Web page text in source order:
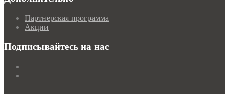
Партнерская программа
Акции
Подписывайтесь на нас